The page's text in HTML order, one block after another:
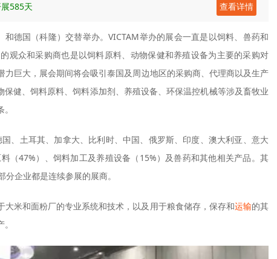
585天 查看详情
德国（科隆）交替举办。VICTAM举办的展会一直是以饲料、兽药和
观众和采购商也是以饲料原料、动物保健和养殖设备为主要的采购对
力巨大，展会期间将会吸引泰国及周边地区的采购商、代理商以及生产
健、饲料原料、饲料添加剂、养殖设备、环保温控机械等涉及畜牧业
、土耳其、加拿大、比利时、中国、俄罗斯、印度、澳大利亚、意大
（47%）、饲料加工及养殖设备（15%）及兽药和其他相关产品。其
企业都是连续参展的展商。
米和面粉厂的专业系统和技术，以及用于粮食储存，保存和运输的其